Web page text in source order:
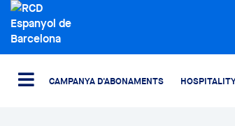
CAMPANYA D'ABONAMENTS